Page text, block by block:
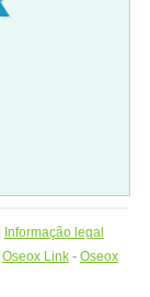
Informação legal
Oseox Link - Oseox